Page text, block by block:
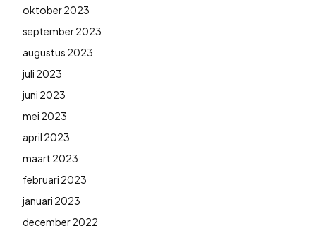
oktober 2023
september 2023
augustus 2023
juli 2023
juni 2023
mei 2023
april 2023
maart 2023
februari 2023
januari 2023
december 2022